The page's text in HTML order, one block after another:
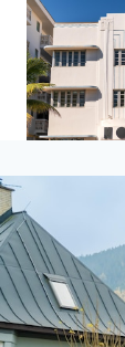
Przejdź
treści